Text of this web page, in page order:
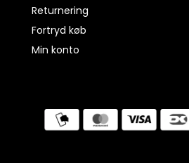
Returnering
Fortryd køb
Min konto